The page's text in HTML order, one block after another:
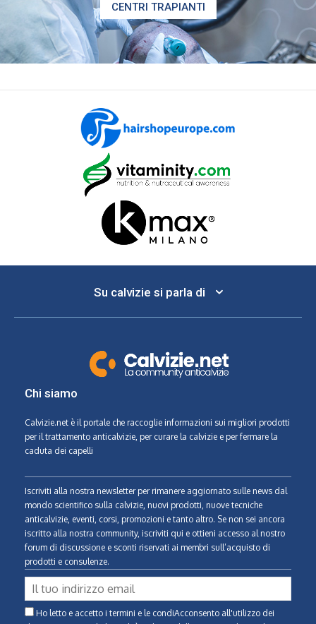
CENTRI TRAPIANTI
Su calvizie si parla di
Chi siamo
Calvizie.net è il portale che raccoglie informazioni sui migliori prodotti
per il trattamento anticalvizie, per curare la calvizie e per fermare la
caduta dei capelli
Iscriviti alla nostra newsletter per rimanere aggiornato sulle news dal
mondo scientifico sulla calvizie, nuovi prodotti, nuove tecniche
anticalvizie, eventi, corsi, promozioni e tanto altro. Se non sei ancora
iscritto alla nostra community, iscriviti qui e ottieni accesso al nostro
forum di discussione e sconti riservati ai membri sull’acquisto di
prodotti e consulenze.
Ho letto e accetto i termini e le condiAcconsento all'utilizzo dei